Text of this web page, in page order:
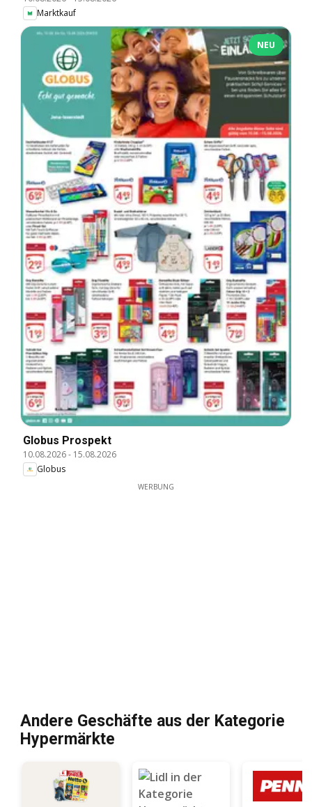
Marktkauf
NEU
Globus Prospekt
10.08.2026- 15.08.2026
Globus
WERBUNG
Andere Geschäfte aus der Kategorie
Hypermärkte